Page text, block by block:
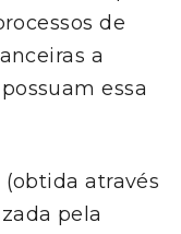
de
a
essa
(obtida através
pela